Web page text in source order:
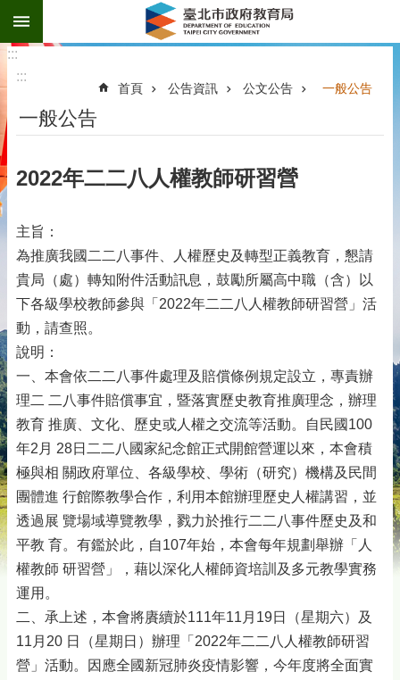
跳到主要內容區塊
:::
:::
首頁 公告資訊 公文公告 一般公告
一般公告
2022年二二八人權教師研習營
主旨：
為推廣我國二二八事件、人權歷史及轉型正義教育，懇請
貴局（處）轉知附件活動訊息，鼓勵所屬高中職（含）以
下各級學校教師參與「2022年二二八人權教師研習營」活
動，請查照。
說明：
一、本會依二二八事件處理及賠償條例規定設立，專責辦
理二 二八事件賠償事宜，暨落實歷史教育推廣理念，辦理
教育 推廣、文化、歷史或人權之交流等活動。自民國100
年2月 28日二二八國家紀念館正式開館營運以來，本會積
極與相 關政府單位、各級學校、學術（研究）機構及民間
團體進 行館際教學合作，利用本館辦理歷史人權講習，並
透過展 覽場域導覽教學，戮力於推行二二八事件歷史及和
平教 育。有鑑於此，自107年始，本會每年規劃舉辦「人
權教師 研習營」，藉以深化人權師資培訓及多元教學實務
運用。
二、承上述，本會將賡續於111年11月19日（星期六）及
11月20 日（星期日）辦理「2022年二二八人權教師研習
營」活動。因應全國新冠肺炎疫情影響，今年度將全面實